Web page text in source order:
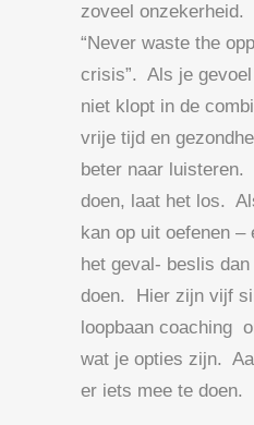
zoveel onzekerheid.
“Never waste the
crisis”. Als je
niet klopt in de
vrije tijd en
beter naar
doen, laat het los.
kan op uit oefenen –
het geval- beslis
doen. Hier zijn vijf
loopbaan coaching
wat je opties zijn.
er iets mee te doen.